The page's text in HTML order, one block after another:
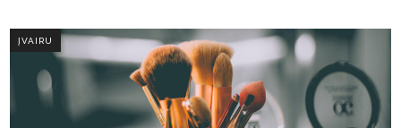
ĮVAIRU